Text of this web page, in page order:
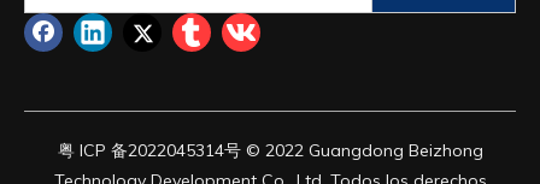
粤 ICP 备2022045314号 © 2022 Guangdong Beizhong